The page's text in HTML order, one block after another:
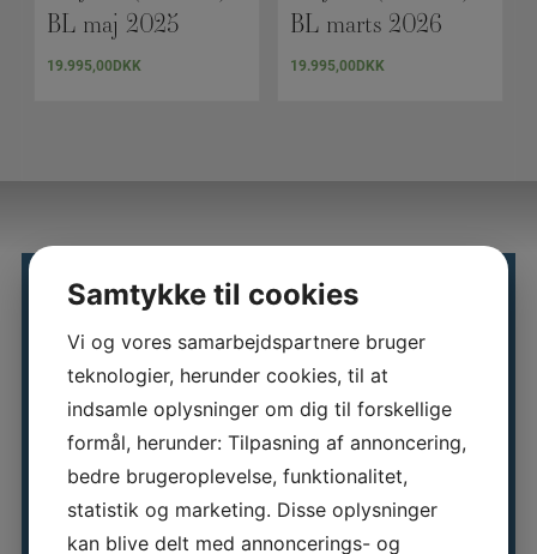
BL maj 2025
19.995,00DKK
BL marts 2026
19.995,00DKK
SE ALLE VORES
KURSER
Kursuskalender
Samtykke til cookies
Vi og vores samarbejdspartnere bruger
teknologier, herunder cookies, til at
indsamle oplysninger om dig til forskellige
formål, herunder: Tilpasning af annoncering,
bedre brugeroplevelse, funktionalitet,
statistik og marketing. Disse oplysninger
kan blive delt med annoncerings- og